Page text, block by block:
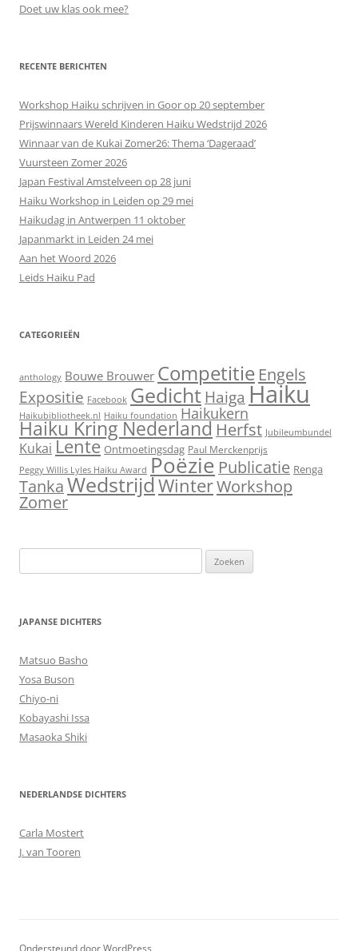
Doet uw klas ook mee?
RECENTE BERICHTEN
Workshop Haiku schrijven in Goor op 20 september
Prijswinnaars Wereld Kinderen Haiku Wedstrijd 2026
Winnaar van de Kukai Zomer26: Thema ‘Dageraad’
Vuursteen Zomer 2026
Japan Festival Amstelveen op 28 juni
Haiku Workshop in Leiden op 29 mei
Haikudag in Antwerpen 11 oktober
Japanmarkt in Leiden 24 mei
Aan het Woord 2026
Leids Haiku Pad
CATEGORIEËN
anthology Bouwe Brouwer Competitie Engels
Expositie Facebook Gedicht Haiga Haiku
Haikubibliotheek.nl Haiku foundation Haikukern
Haiku Kring Nederland Herfst Jubileumbundel
Kukai Lente Ontmoetingsdag Paul Merckenprijs
Peggy Willis Lyles Haiku Award Poëzie Publicatie Renga
TankaWedstrijdWinterWorkshop
Zomer
naar:
JAPANSE DICHTERS
Matsuo Basho
Yosa Buson
Chiyo-ni
Kobayashi Issa
Masaoka Shiki
NEDERLANDSE DICHTERS
Carla Mostert
J. van Tooren
Ondersteund door WordPress